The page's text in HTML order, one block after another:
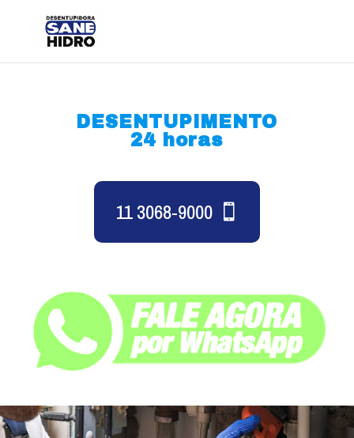
DESENTUPIMENTO
24 horas
11 3068-9000